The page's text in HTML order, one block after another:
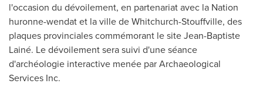
l'occasion du dévoilement, en partenariat avec la Nation
huronne-wendat et la ville de Whitchurch-Stouffville, des
plaques provinciales commémorant le site Jean-Baptiste
Lainé. Le dévoilement sera suivi d'une séance
d'archéologie interactive menée par Archaeological
Services Inc.